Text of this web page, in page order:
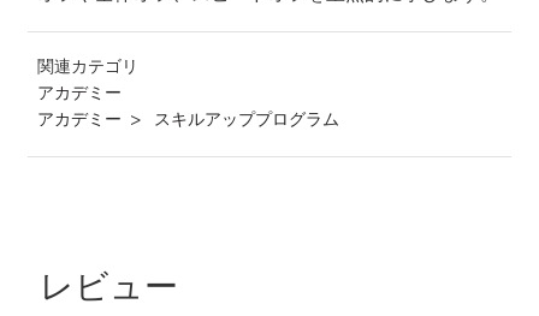
関連カテゴリ
アカデミー
アカデミー
スキルアッププログラム
レビュー